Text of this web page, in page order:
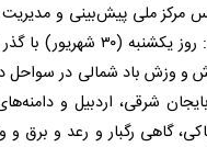
مرکز ملی پیش‌بینی و
کرد: روز یکشنبه
و وزش باد شمالی در سواحل
شرقی، اردبیل و
گاهی رگبار و رعد و